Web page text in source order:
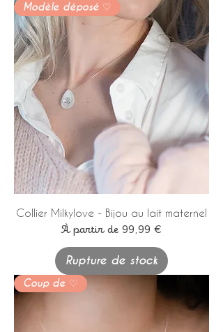
Modèle déposé ♡
Collier Milkylove - Bijou au lait maternel
À partir de 99,99 €
Prix promotionnel
Rupture de stock
Coup de ♡